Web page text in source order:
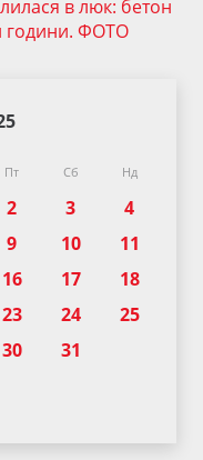
в люк: бетон
години. ФОТО
Пт Сб Нд
2 3
4
9 10
11
16 17
18
23 24
25
30 31